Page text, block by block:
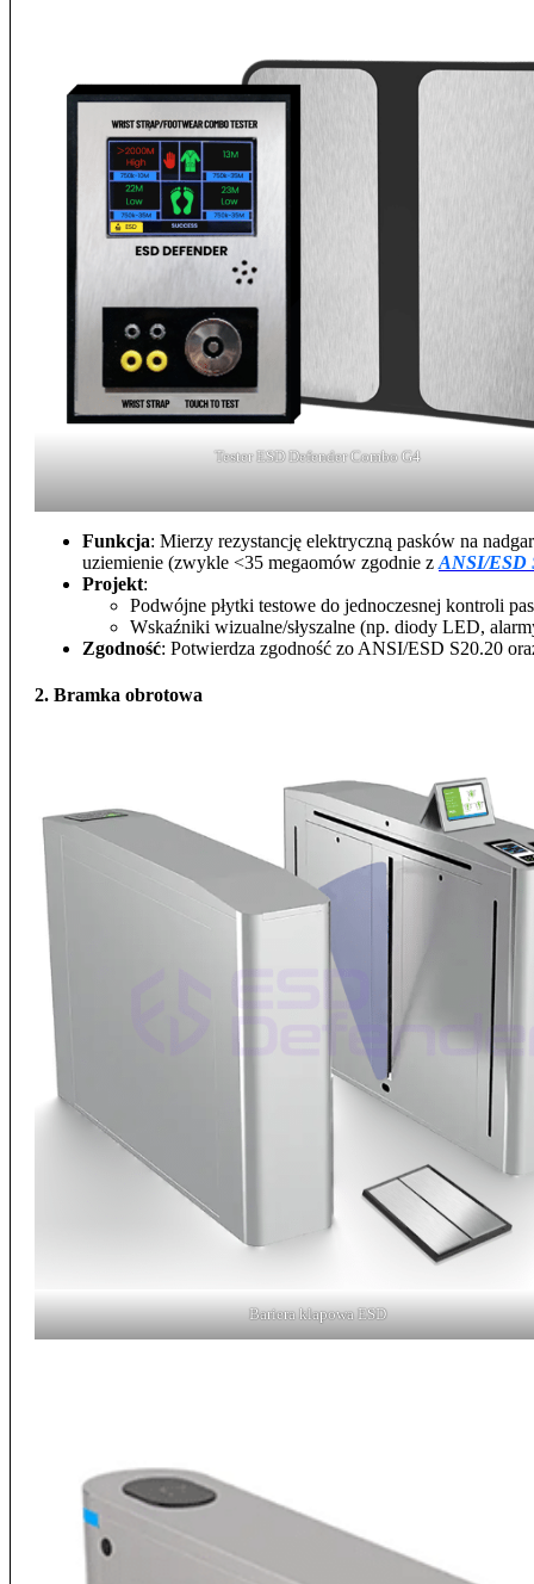
Tester ESD Defender Combo G4
Funkcja: Mierzy rezystancję elektryczną pasków na
uziemienie (zwykle <35 megaomów zgodnie z ANSI/ESD
Projekt:
Podwójne płytki testowe do jednoczesnej kontroli
Wskaźniki wizualne/słyszalne (np. diody LED,
Zgodność: Potwierdza zgodność zo ANSI/ESD S20.20
2. Bramka obrotowa
Bariera klapowa ESD